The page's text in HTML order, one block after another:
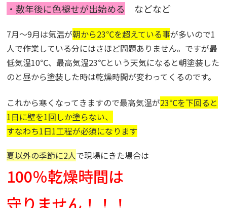
・数年後に色褪せが出始める などなど
7月～9月は気温が朝から23℃を超えている事が多いので1
人で作業している分にはさほど問題ありません。 ですが最
低気温10℃、最高気温23℃という天気になると朝塗装した
のと昼から塗装した時は乾燥時間が変わってくるのです。
これから寒くなってきますので最高気温が23℃を下回ると
1日に壁を1回しか塗らない、
すなわち1日1工程が必須になります
夏以外の季節に2人で現場にきた場合は
100％乾燥時間は
守りません！！！